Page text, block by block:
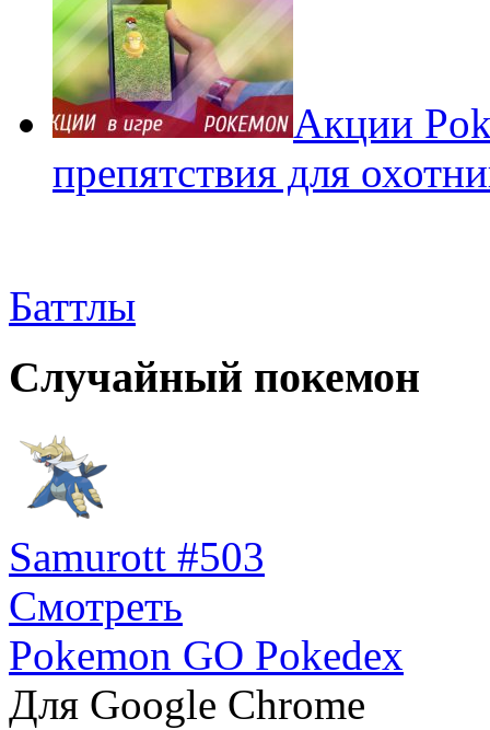
Акции
препятствия для
Баттлы
Случайный покемон
Samurott #503
Смотреть
Pokemon GO Pokedex
Для Google Chrome